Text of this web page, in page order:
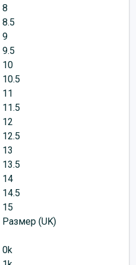
8
8.5
9
9.5
10
10.5
11
11.5
12
12.5
13
13.5
14
14.5
15
Размер (UK)
0k